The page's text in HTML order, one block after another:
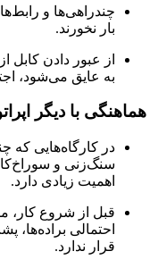
چندراهی‌ها و
بار نخورند.
از عبور دادن کابل
به عایق می‌شود،
هماهنگی با دیگر
در کارگاه‌هایی که
سنگ‌زنی و
اهمیت زیادی دارد.
قبل از شروع کار،
احتمالی
قرار ندارد.